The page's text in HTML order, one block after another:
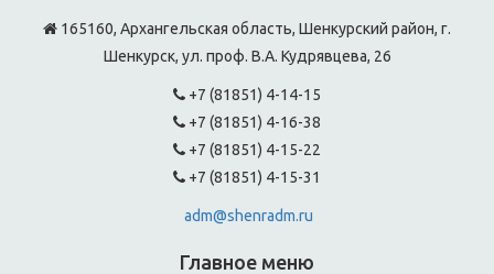
165160, Архангельская область, Шенкурский район, г.
Шенкурск, ул. проф. В.А. Кудрявцева, 26
+7 (81851) 4-14-15
+7 (81851) 4-16-38
+7 (81851) 4-15-22
+7 (81851) 4-15-31
adm@shenradm.ru
Главное меню